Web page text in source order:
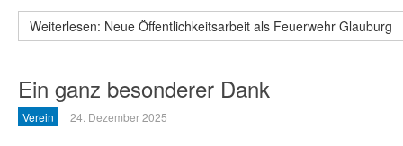
Weiterlesen: Neue Öffentlichkeitsarbeit als Feuerwehr Glauburg
Ein ganz besonderer Dank
Verein 24. Dezember 2025